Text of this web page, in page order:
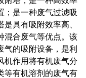
；是一种废气过滤吸
具有吸附效率高、
混合废气等优点。该
气的吸附设备，是利
机作用将有机废气分
等有机溶剂的废气有